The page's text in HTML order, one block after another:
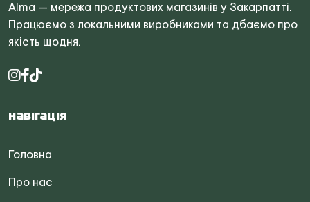
Alma — мережа продуктових магазинів у Закарпатті.
Працюємо з локальними виробниками та дбаємо про
якість щодня.
Навігація
Головна
Про нас